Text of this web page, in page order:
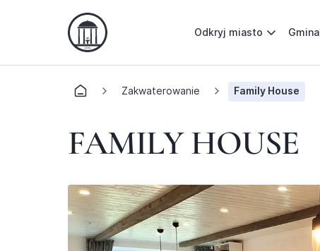
Odkryj miasto Gmina
Zakwaterowanie Family House
FAMILY HOUSE